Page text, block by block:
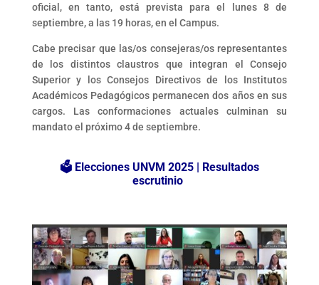
oficial, en tanto, está prevista para el lunes 8 de
septiembre, a las 19 horas, en el Campus.
Cabe precisar que las/os consejeras/os representantes
de los distintos claustros que integran el Consejo
Superior y los Consejos Directivos de los Institutos
Académicos Pedagógicos permanecen dos años en sus
cargos. Las conformaciones actuales culminan su
mandato el próximo 4 de septiembre.
🗳️ Elecciones UNVM 2025 | Resultados
escrutinio